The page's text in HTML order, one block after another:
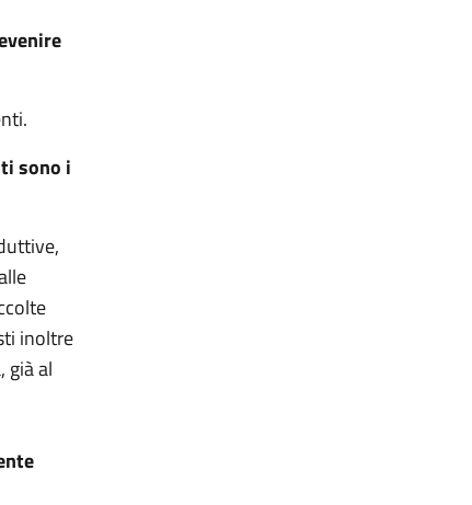
sono i
inoltre
già al